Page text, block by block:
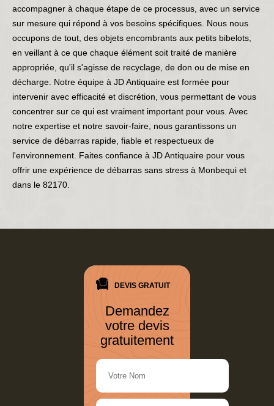
accompagner à chaque étape de ce processus, avec un service
sur mesure qui répond à vos besoins spécifiques. Nous nous
occupons de tout, des objets encombrants aux petits bibelots,
en veillant à ce que chaque élément soit traité de manière
appropriée, qu'il s'agisse de recyclage, de don ou de mise en
décharge. Notre équipe à JD Antiquaire est formée pour
intervenir avec efficacité et discrétion, vous permettant de vous
concentrer sur ce qui est vraiment important pour vous. Avec
notre expertise et notre savoir-faire, nous garantissons un
service de débarras rapide, fiable et respectueux de
l'environnement. Faites confiance à JD Antiquaire pour vous
offrir une expérience de débarras sans stress à Monbequi et
dans le 82170.
DEVIS GRATUIT
Demandez
votre devis
gratuitement